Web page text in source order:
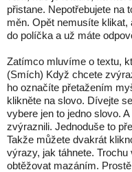
přistane. Nepotřebujete na
měn. Opět nemusíte
do políčka a už máte
Zatímco mluvíme o textu,
(Smích) Když chcete
ho označíte přetažením
klikněte na slovo. Dívejte
vybere jen to jedno slovo.
zvýraznili. Jednoduše to
Takže můžete dvakrát
výrazy, jak táhnete.
obtěžovat mazáním.